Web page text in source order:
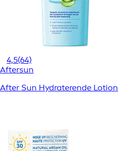
4,5(64)
Aftersun
After Sun Hydraterende Lotion